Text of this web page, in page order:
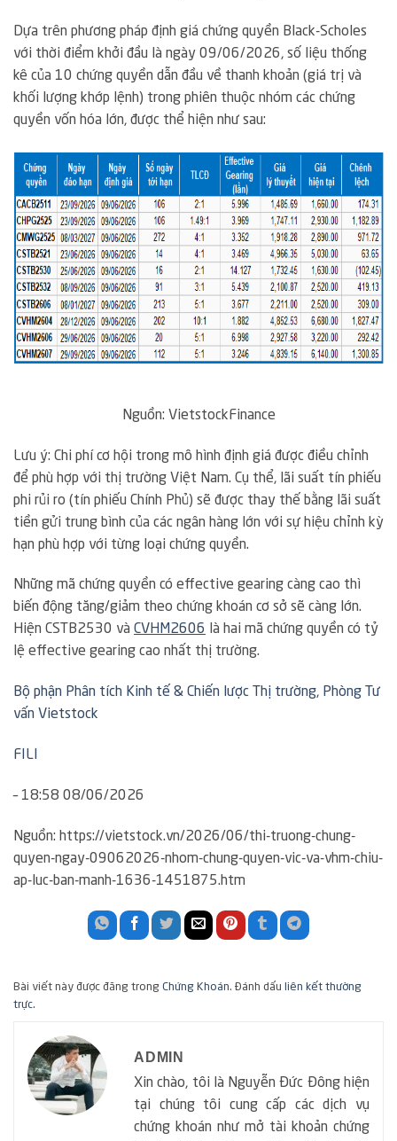
Dựa trên phương pháp định giá chứng quyền Black-Scholes
với thời điểm khởi đầu là ngày 09/06/2026, số liệu thống
kê của 10 chứng quyền dẫn đầu về thanh khoản (giá trị và
khối lượng khớp lệnh) trong phiên thuộc nhóm các chứng
quyền vốn hóa lớn, được thể hiện như sau:
Nguồn: VietstockFinance
Lưu ý: Chi phí cơ hội trong mô hình định giá được điều chỉnh
để phù hợp với thị trường Việt Nam. Cụ thể, lãi suất tín phiếu
phi rủi ro (tín phiếu Chính Phủ) sẽ được thay thế bằng lãi suất
tiền gửi trung bình của các ngân hàng lớn với sự hiệu chỉnh kỳ
hạn phù hợp với từng loại chứng quyền.
Những mã chứng quyền có effective gearing càng cao thì
biến động tăng/giảm theo chứng khoán cơ sở sẽ càng lớn.
Hiện CSTB2530 và CVHM2606 là hai mã chứng quyền có tỷ
lệ effective gearing cao nhất thị trường.
Bộ phận Phân tích Kinh tế & Chiến lược Thị trường, Phòng Tư
vấn Vietstock
FILI
– 18:58 08/06/2026
Nguồn: https://vietstock.vn/2026/06/thi-truong-chung-
quyen-ngay-09062026-nhom-chung-quyen-vic-va-vhm-chiu-
ap-luc-ban-manh-1636-1451875.htm
Bài viết này được đăng trong Chứng Khoán. Đánh dấu liên kết thường
trực.
ADMIN
Xin chào, tôi là Nguyễn Đức Đông hiện
tại chúng tôi cung cấp các dịch vụ
chứng khoán như mở tài khoản chứng